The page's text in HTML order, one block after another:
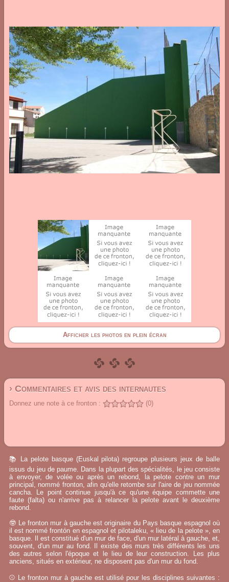
Afficher les photos en plein écran
› Commentaires et avis des internautes
Donnez une note à ce fronton : (0)
📚 La pelote basque (Euskal pilota) regroupe plusieurs jeux de balle
issus du jeu de paume. Dans la plupart des spécialités, le jeu consiste
à envoyer, de volée ou après un rebond, la pelote contre un mur
principal, nommé fronton, afin qu'elle retombe sur l'aire de jeu nommée
cancha. Le point continue jusqu'à ce qu'une équipe commette une
faute (falta) ou n'arrive pas à relancer la pelote avant le deuxième
rebond.
🤓 Le fronton mur à gauche est originaire du Pays basque espagnol où
il est nommé frontón en espagnol et pilotaleku, « lieu de la pelote », en
basque. Il est constitué d'un mur de face, d'un mur latéral à gauche, et,
souvent, d'un mur au fond. Il existe des murs très différents les uns
des autres selon l'époque et le lieu de leur construction. Les plus
anciens, situés en extérieur, ne disposent pas d'un mur du fond.
⚾ Le fronton mur à gauche est utilisé pour les disciplines suivantes :